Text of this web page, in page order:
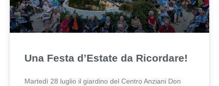
Una Festa d’Estate da Ricordare!
Martedì 28 luglio il giardino del Centro Anziani Don